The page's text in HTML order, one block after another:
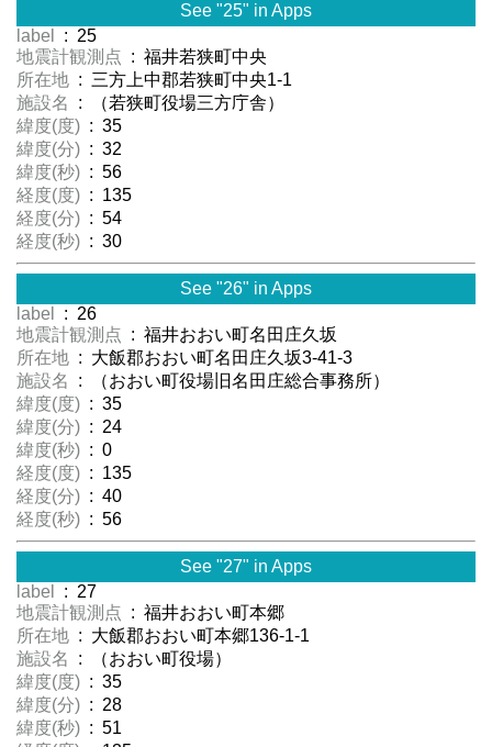
See "25" in Apps
label
: 25
地震計観測点 : 福井若狭町中央
所在地 : 三方上中郡若狭町中央1-1
施設名
: （若狭町役場三方庁舎）
緯度(度) : 35
緯度(分) : 32
緯度(秒) : 56
経度(度) : 135
経度(分) : 54
経度(秒) : 30
See "26" in Apps
label
: 26
地震計観測点 : 福井おおい町名田庄久坂
所在地 : 大飯郡おおい町名田庄久坂3-41-3
施設名
: （おおい町役場旧名田庄総合事務所）
緯度(度) : 35
緯度(分) : 24
緯度(秒) : 0
経度(度) : 135
経度(分) : 40
経度(秒) : 56
See "27" in Apps
label
: 27
地震計観測点 : 福井おおい町本郷
所在地 : 大飯郡おおい町本郷136-1-1
施設名
: （おおい町役場）
緯度(度) : 35
緯度(分) : 28
緯度(秒) : 51